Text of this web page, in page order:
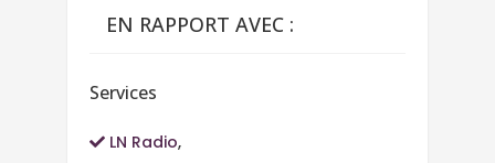
EN RAPPORT AVEC :
Services
LN Radio,